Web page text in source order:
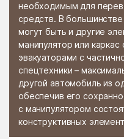
необходимым для
средств. В
могут быть и другие
манипулятор или
эвакуаторами с
спецтехники –
другой автомобиль из
обеспечив его
с манипулятором
конструктивных